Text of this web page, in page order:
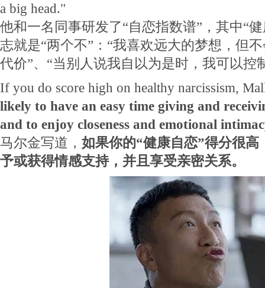
a big head."
他和一名同事研发了“自恋指数谱”，其中“
志就是“两个不”：“我喜欢远大的梦想，但
代价”、“当别人说我自以为是时，我可以控
If you do score high on healthy narcissism,
likely to have an easy time giving and
and to enjoy closeness and emotional
马尔金写道， 如果你的“健康自恋”得分很
予或获得情感支持，并且享受亲密关系。